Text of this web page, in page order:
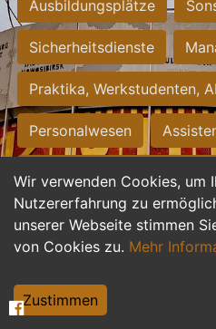
Wir verwenden Cookies, um
Nutzererfahrung zu
unserer Webseite stimmen
von Cookies zu. Mehr
Zustimmen
Ausbildungsplätze
Sicherheitsdienste
Praktika, Werkstudenten,
Personalwesen
Hilfskräfte, Aushilfs- und
Einkauf, Logistik,
Weiterbildung, Studium,
Tourismus